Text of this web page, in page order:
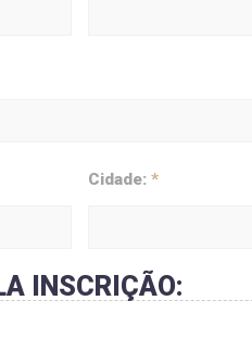
Cidade: *
INSCRIÇÃO: